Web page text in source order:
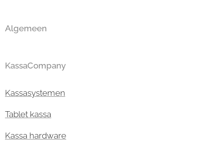
Algemeen
KassaCompany
Kassasystemen
Tablet kassa
Kassa hardware